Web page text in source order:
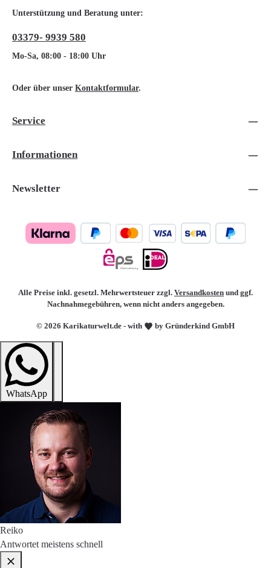
Unterstützung und Beratung unter:
03379- 9939 580
Mo-Sa, 08:00 - 18:00 Uhr
Oder über unser Kontaktformular.
Service
Informationen
Newsletter
© 2026 Karikaturwelt.de - with by Gründerkind GmbH
Alle Preise inkl. gesetzl. Mehrwertsteuer zzgl. Versandkosten und ggf.
Nachnahmegebühren, wenn nicht anders angegeben.
WhatsApp
Reiko
Antwortet meistens schnell